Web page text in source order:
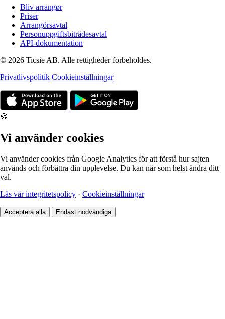
Bliv arrangør
Priser
Arrangörsavtal
Personuppgiftsbiträdesavtal
API-dokumentation
© 2026 Ticsie AB. Alle rettigheder forbeholdes.
Privatlivspolitik Cookieinställningar
🍪
Vi använder cookies
Vi använder cookies från Google Analytics för att förstå hur sajten
används och förbättra din upplevelse. Du kan när som helst ändra ditt
val.
Läs vår integritetspolicy · Cookieinställningar
Acceptera alla Endast nödvändiga